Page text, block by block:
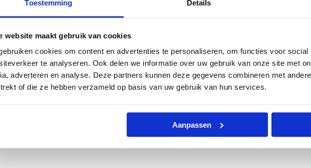
Toestemming Details
website maakt gebruik van cookies
cookies om content en advertenties te personaliseren, om functies voor
te analyseren. Ook delen we informatie over uw gebruik van onze site met
adverteren en analyse. Deze partners kunnen deze gegevens combineren met
of die ze hebben verzameld op basis van uw gebruik van hun services.
Aanpassen